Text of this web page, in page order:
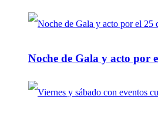
Noche de Gala y acto por